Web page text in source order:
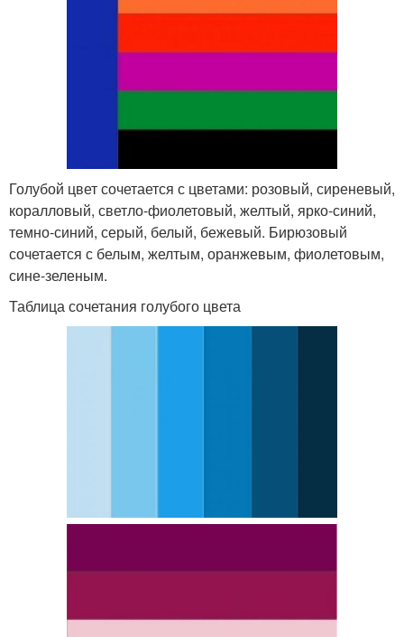
Голубой цвет сочетается с цветами: розовый, сиреневый,
коралловый, светло-фиолетовый, желтый, ярко-синий,
темно-синий, серый, белый, бежевый. Бирюзовый
сочетается с белым, желтым, оранжевым, фиолетовым,
сине-зеленым.
Таблица сочетания голубого цвета